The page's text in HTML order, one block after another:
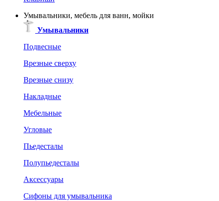
Умывальники, мебель для ванн, мойки
Умывальники
Подвесные
Врезные сверху
Врезные снизу
Накладные
Мебельные
Угловые
Пьедесталы
Полупьедесталы
Аксессуары
Сифоны для умывальника